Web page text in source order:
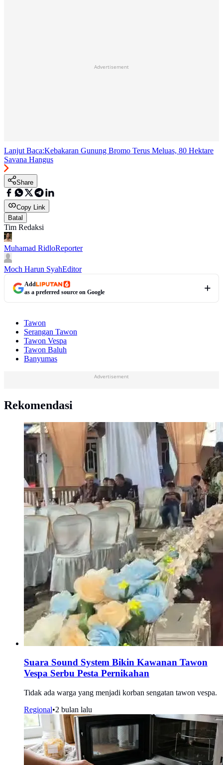
Advertisement
Lanjut Baca:Kebakaran Gunung Bromo Terus Meluas, 80 Hektare
Savana Hangus
Share
Copy Link
Batal
Tim Redaksi
Muhamad RidloReporter
Moch Harun SyahEditor
Add
as a preferred source on Google
Tawon
Serangan Tawon
Tawon Vespa
Tawon Baluh
Banyumas
Advertisement
Rekomendasi
Suara Sound System Bikin Kawanan Tawon
Vespa Serbu Pesta Pernikahan
Tidak ada warga yang menjadi korban sengatan tawon vespa.
Regional•2 bulan lalu